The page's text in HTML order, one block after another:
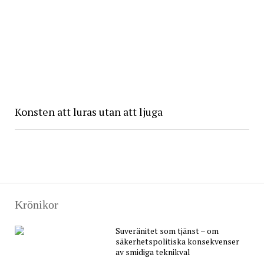
Konsten att luras utan att ljuga
Krönikor
Suveränitet som tjänst – om
säkerhetspolitiska konsekvenser
av smidiga teknikval